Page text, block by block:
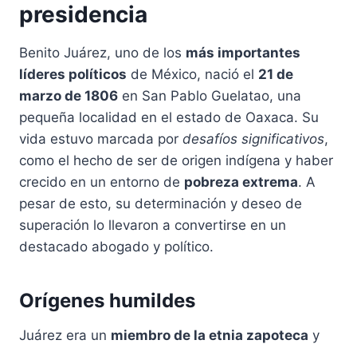
presidencia
Benito Juárez, uno de los más importantes
líderes políticos de México, nació el 21 de
marzo de 1806 en San Pablo Guelatao, una
pequeña localidad en el estado de Oaxaca. Su
vida estuvo marcada por desafíos significativos,
como el hecho de ser de origen indígena y haber
crecido en un entorno de pobreza extrema. A
pesar de esto, su determinación y deseo de
superación lo llevaron a convertirse en un
destacado abogado y político.
Orígenes humildes
Juárez era un miembro de la etnia zapoteca y